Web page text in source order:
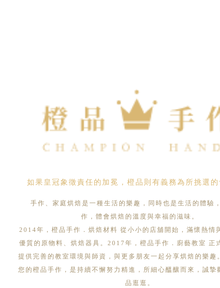
如果皇冠象徵責任的加冕，橙品則有義務為所挑選
手作、家庭烘焙是一種生活的樂趣，同時也是生活的體驗
作，體會烘焙的溫度與幸福的滋味。
2014年，橙品手作．烘焙材料 從小小的店舖開始，滿懷熱情
優質的原物料、烘焙器具。2017年，橙品手作．廚藝教室 正
提供完善的教室環境與師資，與更多朋友一起分享烘焙的樂趣
您的橙品手作，是持續不懈努力精進，所細心醞釀而來，誠摯
品逛逛。